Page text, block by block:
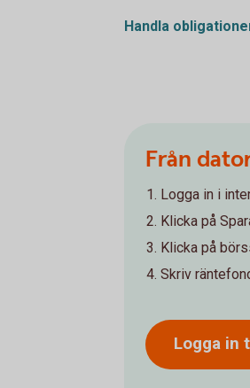
Handla
Från
Logga in i
Klicka på
Klicka på
Skriv
Logga in